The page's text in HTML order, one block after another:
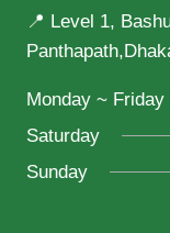
📍 Level 1,
Monday ~ Friday
Saturday
Sunday